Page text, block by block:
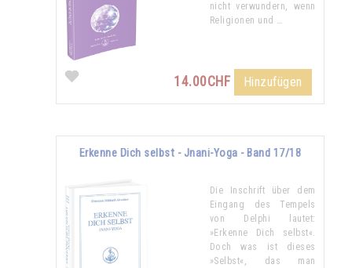
nicht verwundern, wenn
Religionen und …
14.00CHF Hinzufügen
Erkenne Dich selbst - Jnani-Yoga - Band 17/18
Die Inschrift über dem
Eingang des Tempels
von Delphi lautet:
»Erkenne Dich selbst«.
Doch was ist dieses
»Selbst«, das man